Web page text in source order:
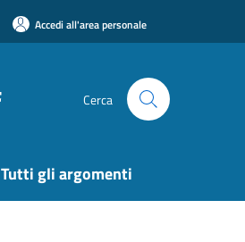
Accedi all'area personale
Cerca
Tutti gli argomenti